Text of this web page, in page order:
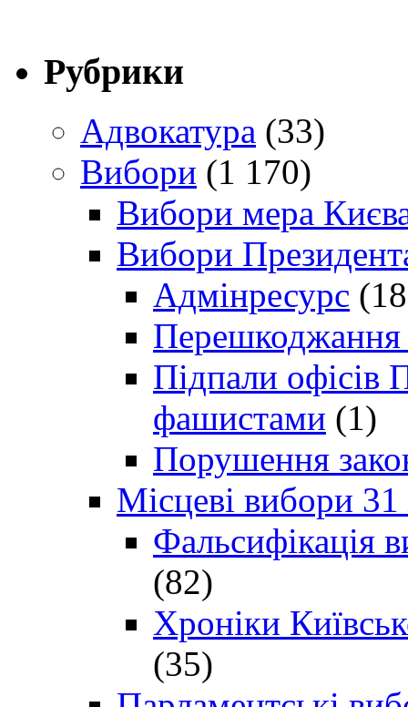
Рубрики
Адвокатура (33)
Вибори (1 170)
Вибори мера
Вибори
Адмінресурс
Перешкоджання
Підпали офісів
фашистами (1)
Порушення
Місцеві вибори
Фальсифікація
(82)
Хроніки
(35)